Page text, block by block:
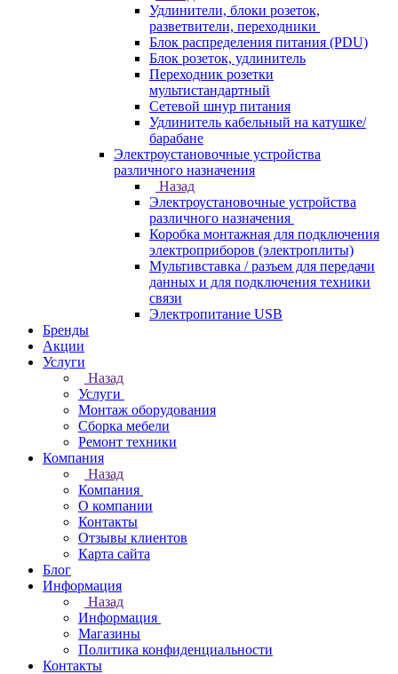
Удлинители, блоки розеток,
разветвители, переходники
Блок распределения питания (PDU)
Блок розеток, удлинитель
Переходник розетки
мультистандартный
Сетевой шнур питания
Удлинитель кабельный на катушке/
барабане
Электроустановочные устройства
различного назначения
Назад
Электроустановочные устройства
различного назначения
Коробка монтажная для подключения
электроприборов (электроплиты)
Мультивставка / разъем для передачи
данных и для подключения техники
связи
Электропитание USB
Бренды
Акции
Услуги
Назад
Услуги
Монтаж оборудования
Сборка мебели
Ремонт техники
Компания
Назад
Компания
О компании
Контакты
Отзывы клиентов
Карта сайта
Блог
Информация
Назад
Информация
Магазины
Политика конфиденциальности
Контакты